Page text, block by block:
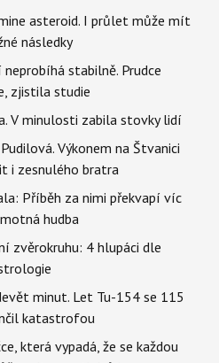
asteroid. I průlet může mít
následky
stabilně. Prudce
zjistila studie
V minulosti zabila stovky lidí
Výkonem na Štvanici
i zesnulého bratra
Příběh za nimi překvapí víc
hudba
zvěrokruhu: 4 hlupáci dle
minut. Let Tu-154 se 115
katastrofou
která vypadá, že se každou